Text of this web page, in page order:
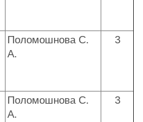
Поломошнова С.
А.
3
Поломошнова С.
А.
3